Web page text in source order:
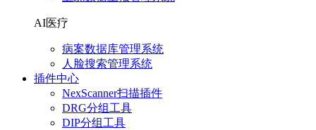
AI医疗
病案数据库管理系统
人脸搜索管理系统
插件中心
NexScanner扫描插件
DRG分组工具
DIP分组工具